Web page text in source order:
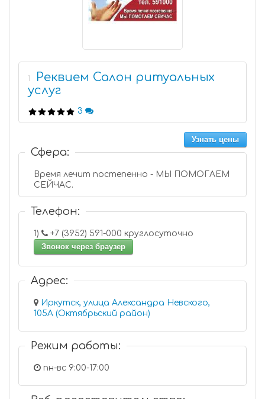
1
Реквием Салон ритуальных
услуг
3
Узнать цены
Сфера:
Время лечит постепенно - МЫ ПОМОГАЕМ
СЕЙЧАС.
Телефон:
1)
+7 (3952) 591-000 круглосуточно
Звонок через браузер
Адрес:
Иркутск, улица Александра Невского,
105А (Октябрьский район)
Режим работы:
пн-вс 9:00-17:00